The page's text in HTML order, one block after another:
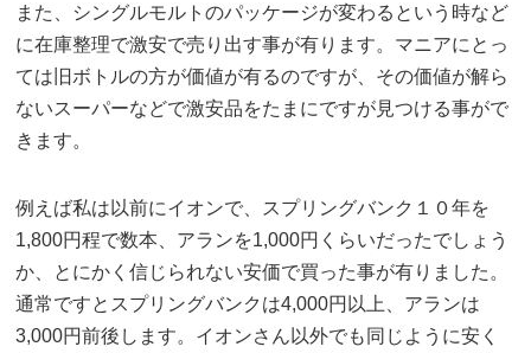
また、シングルモルトのパッケージが変わるという時など
に在庫整理で激安で売り出す事が有ります。マニアにとっ
ては旧ボトルの方が価値が有るのですが、その価値が解ら
ないスーパーなどで激安品をたまにですが見つける事がで
きます。
例えば私は以前にイオンで、スプリングバンク１０年を
1,800円程で数本、アランを1,000円くらいだったでしょう
か、とにかく信じられない安価で買った事が有りました。
通常ですとスプリングバンクは4,000円以上、アランは
3,000円前後します。イオンさん以外でも同じように安く